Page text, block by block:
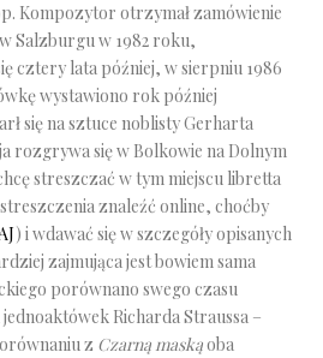
Kompozytor otrzymał zamówienie
Salzburgu w 1982 roku,
cztery lata później, w sierpniu 1986
wystawiono rok później
się na sztuce noblisty Gerharta
rozgrywa się w Bolkowie na Dolnym
streszczać w tym miejscu libretta
znaleźć online, choćby
) i wdawać się w szczegóły opisanych
zajmująca jest bowiem sama
porównano swego czasu
Richarda Straussa –
z Czarną maskąoba